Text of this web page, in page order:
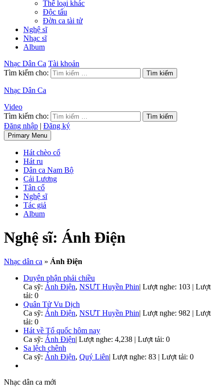
Thể loại khác
Độc tấu
Đờn ca tài tử
Nghệ sĩ
Nhạc sĩ
Album
Nhạc Dân Ca Tài khoản
Tìm kiếm cho:
Nhạc Dân Ca
Video
Tìm kiếm cho:
Đăng nhập | Đăng ký
Primary Menu
Hát chèo cổ
Hát ru
Dân ca Nam Bộ
Cải Lương
Tân cổ
Nghệ sĩ
Tác giả
Album
Nghệ sĩ: Ánh Điện
Nhạc dân ca » Ánh Điện
Duyên phận phải chiều
Ca sỹ: Ánh Điện, NSƯT Huyền Phin| Lượt nghe: 103 | Lượt
tải: 0
Quân Tử Vu Dịch
Ca sỹ: Ánh Điện, NSƯT Huyền Phin| Lượt nghe: 982 | Lượt
tải: 0
Hát về Tổ quốc hôm nay
Ca sỹ: Ánh Điện| Lượt nghe: 4,238 | Lượt tải: 0
Sa lệch chênh
Ca sỹ: Ánh Điện, Quý Liên| Lượt nghe: 83 | Lượt tải: 0
Nhạc dân ca mới